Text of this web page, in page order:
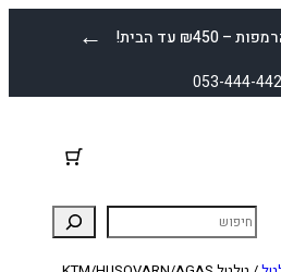
← עד הבית!
053-444-